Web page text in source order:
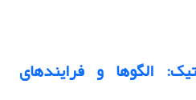
الگوها و فرایندهای